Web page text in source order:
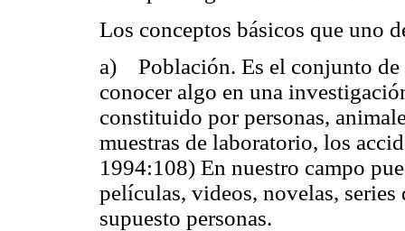
Los conceptos básicos que uno
a) Población. Es el conjunto de
conocer algo en una
constituido por personas,
muestras de laboratorio, los
1994:108) En nuestro campo
películas, videos, novelas,
supuesto personas.